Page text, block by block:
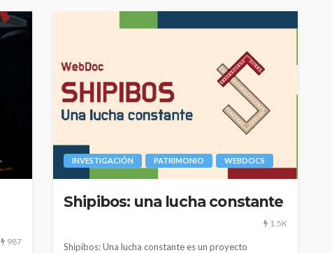
987
INVESTIGACIÓN PATRIMONIO WEBDOCS
Shipibos: una lucha constante
1.5K
Shipibos: Una lucha constante es un proyecto